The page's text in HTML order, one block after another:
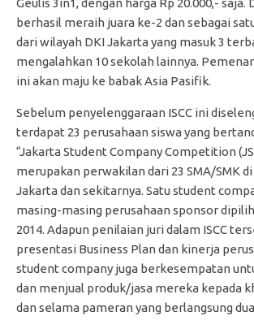
Geulis 3in1, dengan harga Rp 20.000,- saja.
berhasil meraih juara ke-2 dan sebagai
dari wilayah DKI Jakarta yang masuk 3
mengalahkan 10 sekolah lainnya.
ini akan maju ke babak Asia Pasifik.
Sebelum penyelenggaraan ISCC ini
terdapat 23 perusahaan siswa yang
“Jakarta Student Company Competition
merupakan perwakilan dari 23 SMA/SMK
Jakarta dan sekitarnya. Satu student
masing-masing perusahaan sponsor dipilih
2014. Adapun penilaian juri dalam ISCC
presentasi Business Plan dan kinerja
student company juga berkesempatan
dan menjual produk/jasa mereka kepada
dan selama pameran yang berlangsung